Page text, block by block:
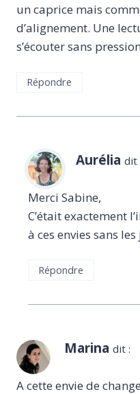
un caprice mais
d’alignement. Une
s’écouter sans
Répondre
Aurélia dit
Merci Sabine,
C’était exactement
à ces envies sans
Répondre
Marina dit :
A cette envie de